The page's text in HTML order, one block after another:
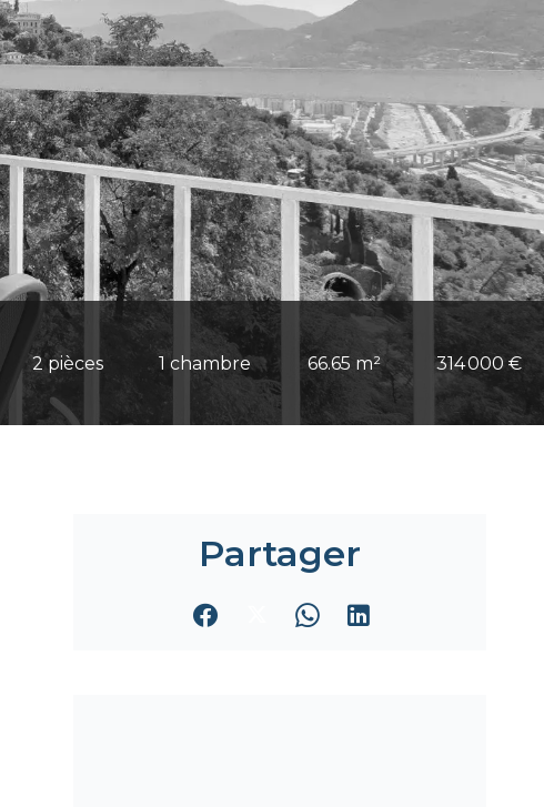
2 pièces 1 chambre 66.65 m² 314 000 €
Partager